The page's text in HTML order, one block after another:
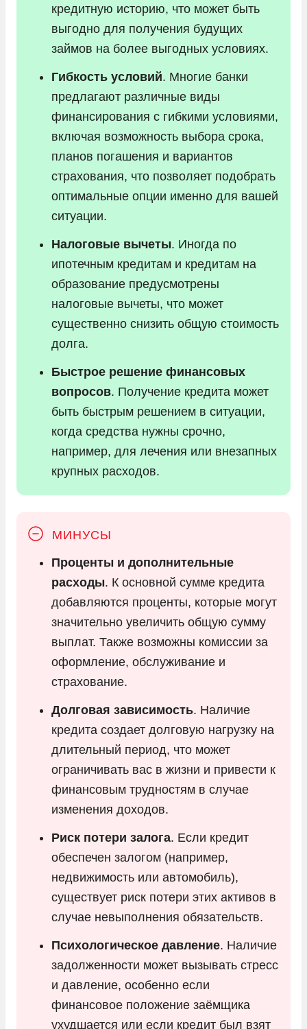
кредитную историю, что может быть
выгодно для получения будущих
займов на более выгодных условиях.
Гибкость условий. Многие банки
предлагают различные виды
финансирования с гибкими условиями,
включая возможность выбора срока,
планов погашения и вариантов
страхования, что позволяет подобрать
оптимальные опции именно для вашей
ситуации.
Налоговые вычеты. Иногда по
ипотечным кредитам и кредитам на
образование предусмотрены
налоговые вычеты, что может
существенно снизить общую стоимость
долга.
Быстрое решение финансовых
вопросов. Получение кредита может
быть быстрым решением в ситуации,
когда средства нужны срочно,
например, для лечения или внезапных
крупных расходов.
Проценты и дополнительные
расходы. К основной сумме кредита
добавляются проценты, которые могут
значительно увеличить общую сумму
выплат. Также возможны комиссии за
оформление, обслуживание и
страхование.
Долговая зависимость. Наличие
кредита создает долговую нагрузку на
длительный период, что может
ограничивать вас в жизни и привести к
финансовым трудностям в случае
изменения доходов.
Риск потери залога. Если кредит
обеспечен залогом (например,
недвижимость или автомобиль),
существует риск потери этих активов в
случае невыполнения обязательств.
Психологическое давление. Наличие
задолженности может вызывать стресс
и давление, особенно если
финансовое положение заёмщика
ухудшается или если кредит был взят